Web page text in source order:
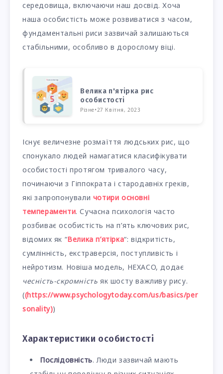
середовища, включаючи наш досвід. Хоча
наша особистість може розвиватися з часом,
фундаментальні риси зазвичай залишаються
стабільними, особливо в дорослому віці.
Велика п'ятірка рис
особистості
Різне•27 Квітня, 2023
Існує величезне розмаїття людських рис, що
спонукало людей намагатися класифікувати
особистості протягом тривалого часу,
починаючи з Гіппократа і стародавніх греків,
які запропонували чотири основні
темпераменти. Сучасна психологія часто
розбиває особистість на п’ять ключових рис,
відомих як “Велика п’ятірка“: відкритість,
сумлінність, екстраверсія, поступливість і
нейротизм. Новіша модель, HEXACO, додає
чесність-скромність як шосту важливу рису.
((https://www.psychologytoday.com/us/basics/per
sonality))
Характеристики особистості
Послідовність. Люди зазвичай мають